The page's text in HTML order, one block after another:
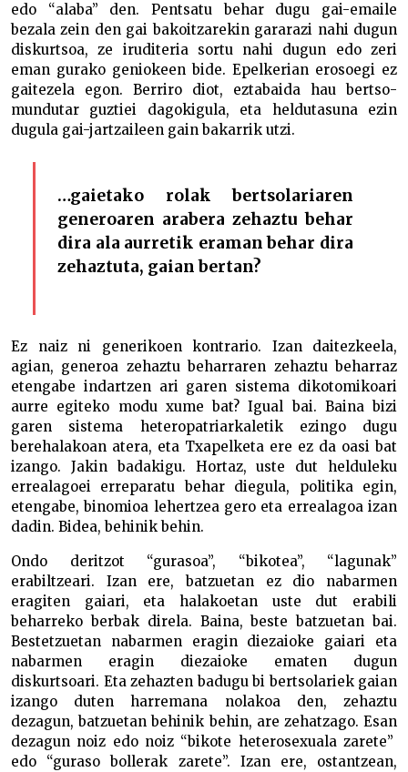
edo “alaba” den. Pentsatu behar dugu gai-emaile
bezala zein den gai bakoitzarekin gararazi nahi dugun
diskurtsoa, ze iruditeria sortu nahi dugun edo zeri
eman gurako geniokeen bide. Epelkerian erosoegi ez
gaitezela egon. Berriro diot, eztabaida hau bertso-
mundutar guztiei dagokigula, eta heldutasuna ezin
dugula gai-jartzaileen gain bakarrik utzi.
…gaietako rolak bertsolariaren
generoaren arabera zehaztu behar
dira ala aurretik eraman behar dira
zehaztuta, gaian bertan?
Ez naiz ni generikoen kontrario. Izan daitezkeela,
agian, generoa zehaztu beharraren zehaztu beharraz
etengabe indartzen ari garen sistema dikotomikoari
aurre egiteko modu xume bat? Igual bai. Baina bizi
garen sistema heteropatriarkaletik ezingo dugu
berehalakoan atera, eta Txapelketa ere ez da oasi bat
izango. Jakin badakigu. Hortaz, uste dut helduleku
errealagoei erreparatu behar diegula, politika egin,
etengabe, binomioa lehertzea gero eta errealagoa izan
dadin. Bidea, behinik behin.
Ondo deritzot “gurasoa”, “bikotea”, “lagunak”
erabiltzeari. Izan ere, batzuetan ez dio nabarmen
eragiten gaiari, eta halakoetan uste dut erabili
beharreko berbak direla. Baina, beste batzuetan bai.
Bestetzuetan nabarmen eragin diezaioke gaiari eta
nabarmen eragin diezaioke ematen dugun
diskurtsoari. Eta zehazten badugu bi bertsolariek gaian
izango duten harremana nolakoa den, zehaztu
dezagun, batzuetan behinik behin, are zehatzago. Esan
dezagun noiz edo noiz “bikote heterosexuala zarete”
edo “guraso bollerak zarete”. Izan ere, ostantzean,